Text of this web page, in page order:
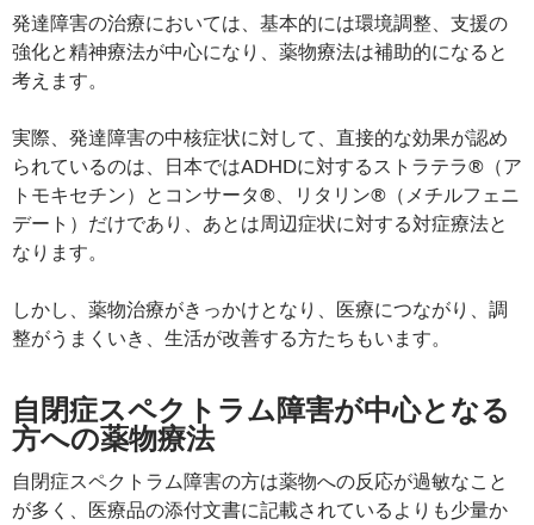
発達障害の治療においては、基本的には環境調整、支援の
強化と精神療法が中心になり、薬物療法は補助的になると
考えます。
実際、発達障害の中核症状に対して、直接的な効果が認め
られているのは、日本ではADHDに対するストラテラ®（ア
トモキセチン）とコンサータ®、リタリン®（メチルフェニ
デート）だけであり、あとは周辺症状に対する対症療法と
なります。
しかし、薬物治療がきっかけとなり、医療につながり、調
整がうまくいき、生活が改善する方たちもいます。
自閉症スペクトラム障害が中心となる
方への薬物療法
自閉症スペクトラム障害の方は薬物への反応が過敏なこと
が多く、医療品の添付文書に記載されているよりも少量か